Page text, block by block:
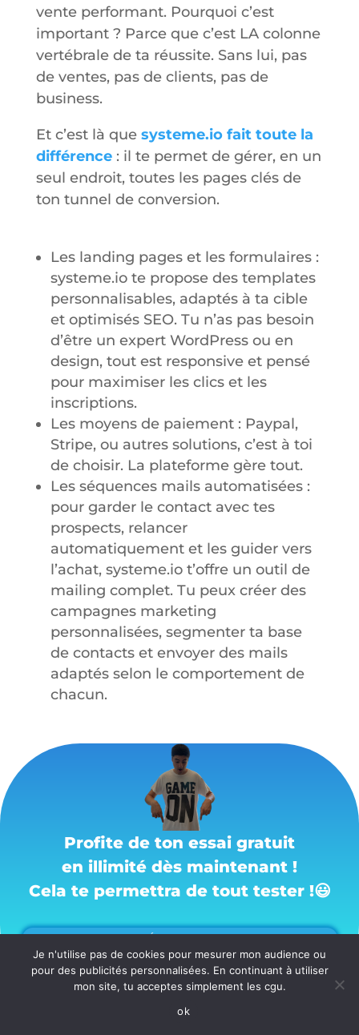
vente performant. Pourquoi c’est
important ? Parce que c’est LA colonne
vertébrale de ta réussite. Sans lui, pas
de ventes, pas de clients, pas de
business.
Et c’est là que systeme.io fait toute la
différence: il te permet de gérer, en un
seul endroit, toutes les pages clés de
ton tunnel de conversion.
Les landing pages et les formulaires :
systeme.io te propose des templates
personnalisables, adaptés à ta cible
et optimisés SEO. Tu n’as pas besoin
d’être un expert WordPress ou en
design, tout est responsive et pensé
pour maximiser les clics et les
inscriptions.
Les moyens de paiement : Paypal,
Stripe, ou autres solutions, c’est à toi
de choisir. La plateforme gère tout.
Les séquences mails automatisées :
pour garder le contact avec tes
prospects, relancer
automatiquement et les guider vers
l’achat, systeme.io t’offre un outil de
mailing complet. Tu peux créer des
campagnes marketing
personnalisées, segmenter ta base
de contacts et envoyer des mails
adaptés selon le comportement de
chacun.
Profite de ton essai gratuit
en illimité dès maintenant !
Cela te permettra de tout tester !😃
OUI, JE VEUX 40 % DE RÉDUCTION SUR MON ABONNEMENT
Je n'utilise pas de cookies pour mesurer mon audience ou
pour des publicités personnalisées. En continuant à utiliser
mon site, tu acceptes simplement les cgu.
ok